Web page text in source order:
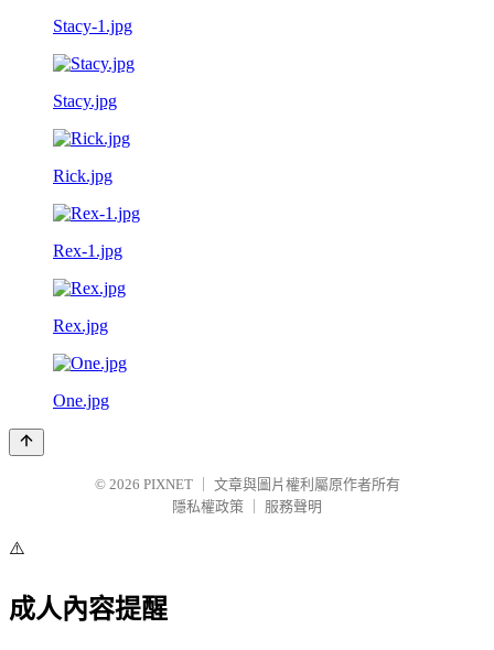
Stacy-1.jpg
Stacy.jpg
Rick.jpg
Rex-1.jpg
Rex.jpg
One.jpg
© 2026 PIXNET
文章與圖片權利屬原作者所有
隱私權政策
服務聲明
⚠️
成人內容提醒